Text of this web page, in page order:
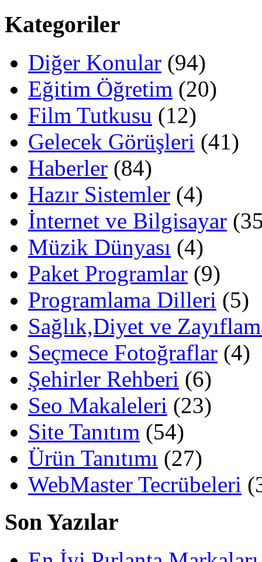
Kategoriler
Diğer Konular (94)
Eğitim Öğretim (20)
Film Tutkusu (12)
Gelecek Görüşleri (41)
Haberler (84)
Hazır Sistemler (4)
İnternet ve Bilgisayar
Müzik Dünyası (4)
Paket Programlar (9)
Programlama Dilleri (5)
Sağlık,Diyet ve
Seçmece Fotoğraflar (4)
Şehirler Rehberi (6)
Seo Makaleleri (23)
Site Tanıtım (54)
Ürün Tanıtımı (27)
WebMaster Tecrübeleri
Son Yazılar